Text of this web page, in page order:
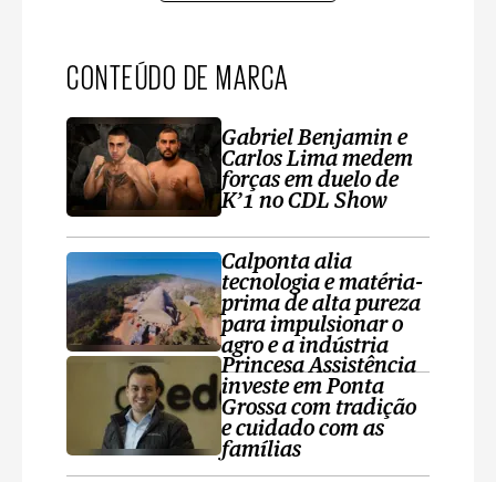
CONTEÚDO DE MARCA
Gabriel Benjamin e
Carlos Lima medem
forças em duelo de
K’1 no CDL Show
Calponta alia
tecnologia e matéria-
prima de alta pureza
para impulsionar o
agro e a indústria
Princesa Assistência
investe em Ponta
Grossa com tradição
e cuidado com as
famílias